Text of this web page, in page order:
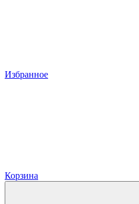
Избранное
Корзина